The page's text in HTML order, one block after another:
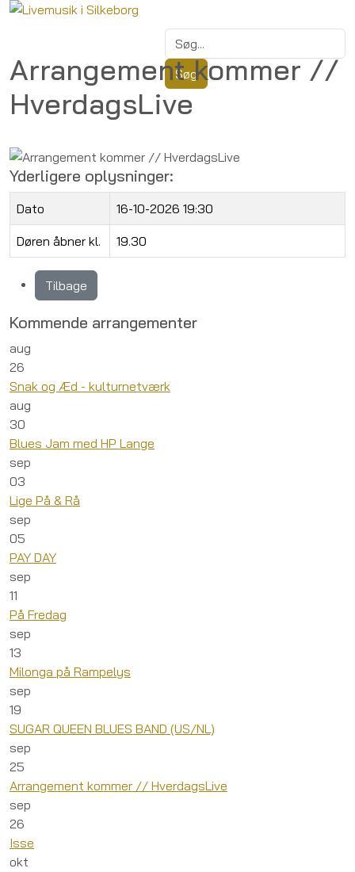
Arrangement kommer //
HverdagsLive
Yderligere oplysninger:
Dato 16-10-2026 19:30
Døren åbner kl. 19.30
Tilbage
Kommende arrangementer
aug
26
Snak og Æd - kulturnetværk
aug
30
Blues Jam med HP Lange
sep
03
Lige På & Rå
sep
05
PAY DAY
sep
11
På Fredag
sep
13
Milonga på Rampelys
sep
19
SUGAR QUEEN BLUES BAND (US/NL)
sep
25
Arrangement kommer // HverdagsLive
sep
26
Isse
okt